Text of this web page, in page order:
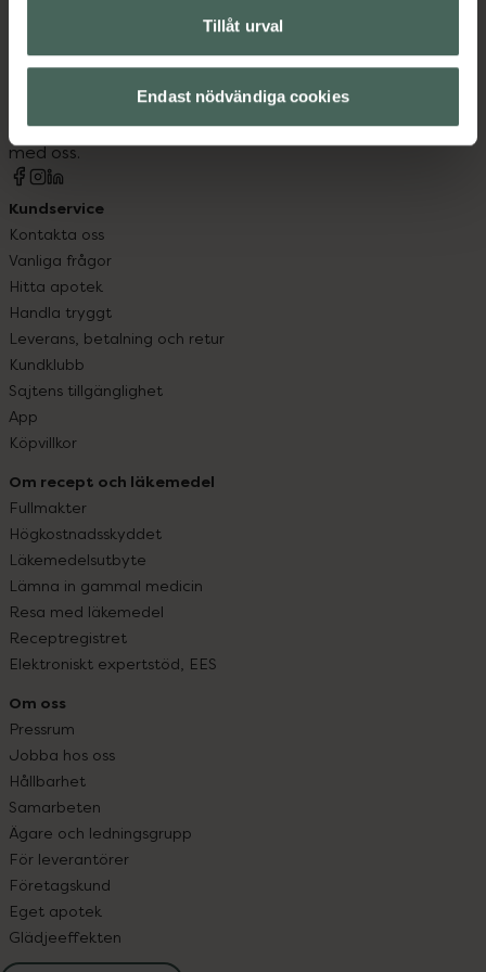
Tillåt urval
Endast nödvändiga cookies
syd till Lappland i norr, och online i mobilen och på
datorn. Oavsett vem du är så är det vårt uppdrag att
hjälpa just dig att må lite bättre. Välkommen att prata
med oss.
Kundservice
Kontakta oss
Vanliga frågor
Hitta apotek
Handla tryggt
Leverans, betalning och retur
Kundklubb
Sajtens tillgänglighet
App
Köpvillkor
Om recept och läkemedel
Fullmakter
Högkostnadsskyddet
Läkemedelsutbyte
Lämna in gammal medicin
Resa med läkemedel
Receptregistret
Elektroniskt expertstöd, EES
Om oss
Pressrum
Jobba hos oss
Hållbarhet
Samarbeten
Ägare och ledningsgrupp
För leverantörer
Företagskund
Eget apotek
Glädjeeffekten